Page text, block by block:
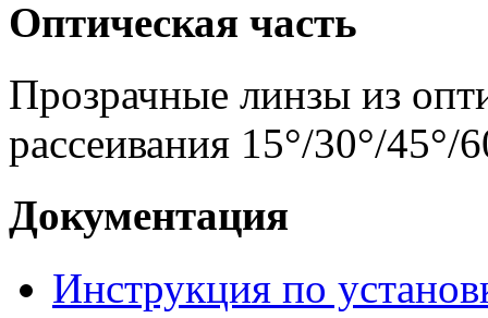
Оптическая часть
Прозрачные линзы из
рассеивания 15°/30°/45°/
Документация
Инструкция по